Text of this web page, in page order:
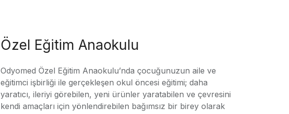
Özel Eğitim Anaokulu
Odyomed Özel Eğitim Anaokulu’nda çocuğunuzun aile ve
eğitimci işbirliği ile gerçekleşen okul öncesi eğitimi; daha
yaratıcı, ileriyi görebilen, yeni ürünler yaratabilen ve çevresini
kendi amaçları için yönlendirebilen bağımsız bir birey olarak